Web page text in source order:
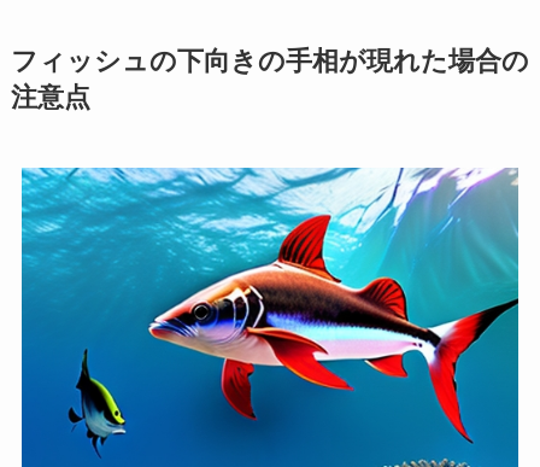
フィッシュの下向きの手相が現れた場合の
注意点